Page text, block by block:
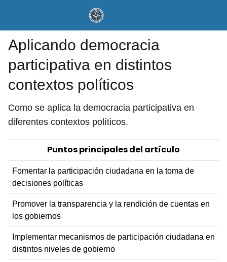
Aplicando democracia
participativa en distintos
contextos políticos
Como se aplica la democracia participativa en
diferentes contextos políticos.
Puntos principales del artículo
Fomentar la participación ciudadana en la toma de
decisiones políticas
Promover la transparencia y la rendición de cuentas en
los gobiernos
Implementar mecanismos de participación ciudadana en
distintos niveles de gobierno